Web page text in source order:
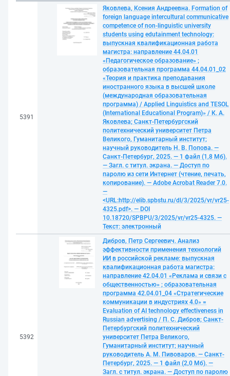
5391
Яковлева, Ксения Андреевна. Formation of
foreign language intercultural communicative
competence of non-linguistic university
students using edutainment technology:
выпускная квалификационная работа
магистра: направление 44.04.01
«Педагогическое образование» ;
образовательная программа 44.04.01_02
«Теория и практика преподавания
иностранного языка в высшей школе
(международная образовательная
программа) / Applied Linguistics and TESOL
(International Educational Program)» / К. А.
Яковлева; Санкт-Петербургский
политехнический университет Петра
Великого, Гуманитарный институт;
научный руководитель Н. В. Попова. —
Санкт-Петербург, 2025. — 1 файл (1,8 Мб).
— Загл. с титул. экрана. — Доступ по
паролю из сети Интернет (чтение, печать,
копирование). — Adobe Acrobat Reader 7.0.
—
<URL:http://elib.spbstu.ru/dl/3/2025/vr/vr25-
4325.pdf>. — DOI
10.18720/SPBPU/3/2025/vr/vr25-4325. —
Текст: электронный
5392
Дибров, Петр Сергеевич. Анализ
эффективности применения технологий
ИИ в российской рекламе: выпускная
квалификационная работа магистра:
направление 42.04.01 «Реклама и связи с
общественностью» ; образовательная
программа 42.04.01_04 «Стратегические
коммуникации в индустриях 4.0» =
Evaluation of AI technology effectiveness in
Russian advertising / П. С. Дибров; Санкт-
Петербургский политехнический
университет Петра Великого,
Гуманитарный институт; научный
руководитель А. М. Пивоваров. — Санкт-
Петербург, 2025. — 1 файл (2,0 Мб). —
Загл. с титул. экрана. — Доступ по паролю